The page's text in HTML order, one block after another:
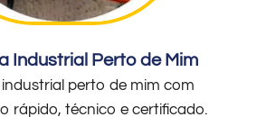
Industrial Perto de Mim
industrial perto de mim com
rápido, técnico e certificado.